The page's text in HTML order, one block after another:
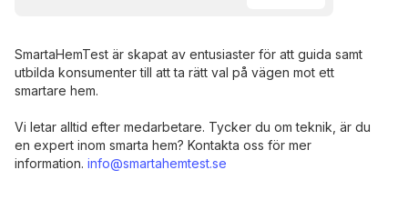
SmartaHemTest är skapat av entusiaster för att guida samt
utbilda konsumenter till att ta rätt val på vägen mot ett
smartare hem.
Vi letar alltid efter medarbetare. Tycker du om teknik, är du
en expert inom smarta hem? Kontakta oss för mer
information. info@smartahemtest.se